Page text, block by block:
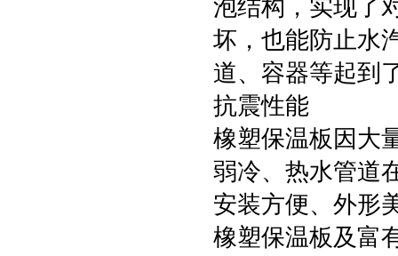
泡结构，实现了
坏，也能防止水
道、容器等起到
抗震性能
橡塑保温板因大
弱冷、热水管道
安装方便、外形
橡塑保温板及富